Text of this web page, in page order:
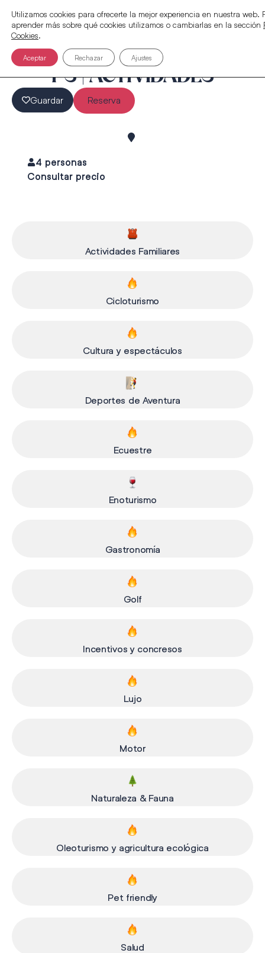
PS | ACTIVIDADES
Guardar Reserva
4 personas
Consultar precio
Actividades Familiares
Cicloturismo
Cultura y espectáculos
Deportes de Aventura
Ecuestre
Enoturismo
Gastronomía
Golf
Incentivos y concresos
Lujo
Motor
Naturaleza & Fauna
Oleoturismo y agricultura ecológica
Pet friendly
Salud
Utilizamos cookies para ofrecerte la mejor experiencia en nuestra web.
aprender más sobre qué cookies utilizamos o cambiarlas en la sección
Cookies.
Aceptar Rechazar Ajustes